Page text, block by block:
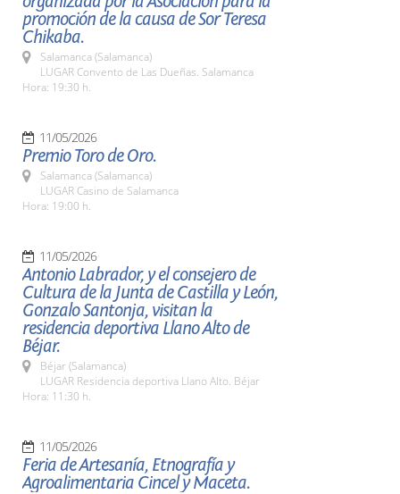
promoción de la causa de Sor Teresa
Chikaba.
Salamanca (Salamanca)
LUGAR Convento de Las Dueñas. Salamanca
Hora: 19:30 h.
11/05/2026
Premio Toro de Oro.
Salamanca (Salamanca)
LUGAR Casino de Salamanca
Hora: 19:00 h.
11/05/2026
Antonio Labrador, y el consejero de
Cultura de la Junta de Castilla y León,
Gonzalo Santonja, visitan la
residencia deportiva Llano Alto de
Béjar.
Béjar (Salamanca)
LUGAR Residencia deportiva Llano Alto. Béjar
Hora: 11:30 h.
11/05/2026
Feria de Artesanía, Etnografía y
Agroalimentaria Cincel y Maceta.